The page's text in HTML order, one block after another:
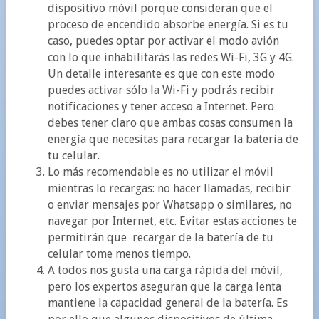
dispositivo móvil porque consideran que el
proceso de encendido absorbe energía. Si es tu
caso, puedes optar por activar el modo avión
con lo que inhabilitarás las redes Wi-Fi, 3G y 4G.
Un detalle interesante es que con este modo
puedes activar sólo la Wi-Fi y podrás recibir
notificaciones y tener acceso a Internet. Pero
debes tener claro que ambas cosas consumen la
energía que necesitas para recargar la batería de
tu celular.
Lo más recomendable es no utilizar el móvil
mientras lo recargas: no hacer llamadas, recibir
o enviar mensajes por Whatsapp o similares, no
navegar por Internet, etc. Evitar estas acciones te
permitirán que recargar de la batería de tu
celular tome menos tiempo.
A todos nos gusta una carga rápida del móvil,
pero los expertos aseguran que la carga lenta
mantiene la capacidad general de la batería. Es